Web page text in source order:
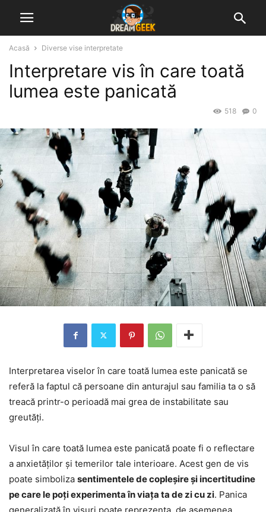
Acasă Diverse vise interpretate
Interpretare vis în care toată
lumea este panicată
0
518
Interpretarea viselor în care toată lumea este panicată se
referă la faptul că persoane din anturajul sau familia ta o să
treacă printr-o perioadă mai grea de instabilitate sau
greutăți.
Visul în care toată lumea este panicată poate fi o reflectare
a anxietăților și temerilor tale interioare. Acest gen de vis
poate simboliza sentimentele de copleșire și incertitudine
pe care le poți experimenta în viața ta de zi cu zi. Panica